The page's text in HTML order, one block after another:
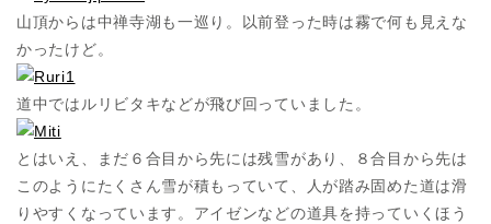
山頂からは中禅寺湖も一巡り。以前登った時は霧で何も見えな
かったけど。
道中ではルリビタキなどが飛び回っていました。
とはいえ、まだ６合目から先には残雪があり、８合目から先は
このようにたくさん雪が積もっていて、人が踏み固めた道は滑
りやすくなっています。アイゼンなどの道具を持っていくほう